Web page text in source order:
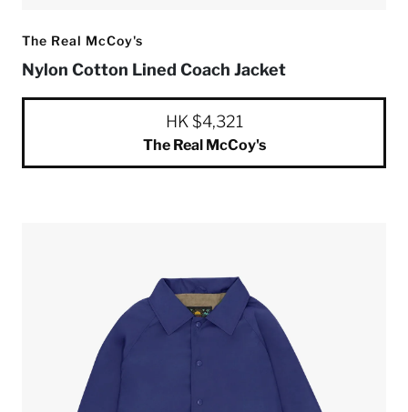
The Real McCoy's
Nylon Cotton Lined Coach Jacket
HK $4,321
The Real McCoy's